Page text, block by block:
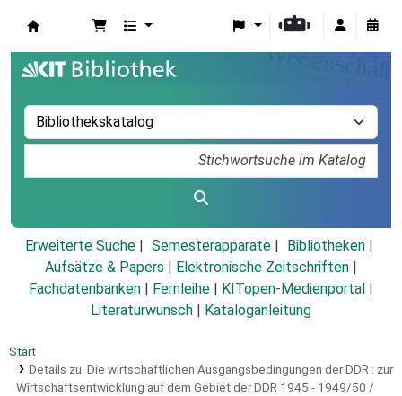
Erweiterte Suche Semesterapparate
Bibliotheken
Aufsätze & Papers
Elektronische Zeitschriften
Fachdatenbanken
Fernleihe KITopen-Medienportal
Literaturwunsch
Kataloganleitung
Start
Details zu: Die wirtschaftlichen Ausgangsbedingungen der DDR : zur
Wirtschaftsentwicklung auf dem Gebiet der DDR 1945 - 1949/50 /